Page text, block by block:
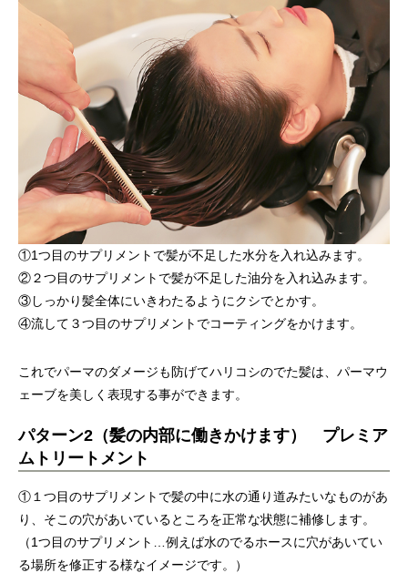
①1つ目のサプリメントで髪が不足した水分を入れ込みます。
②２つ目のサプリメントで髪が不足した油分を入れ込みます。
③しっかり髪全体にいきわたるようにクシでとかす。
④流して３つ目のサプリメントでコーティングをかけます。
これでパーマのダメージも防げてハリコシのでた髪は、パーマウ
ェーブを美しく表現する事ができます。
パターン2（髪の内部に働きかけます） プレミア
ムトリートメント
①１つ目のサプリメントで髪の中に水の通り道みたいなものがあ
り、そこの穴があいているところを正常な状態に補修します。
（1つ目のサプリメント…例えば水のでるホースに穴があいてい
る場所を修正する様なイメージです。）